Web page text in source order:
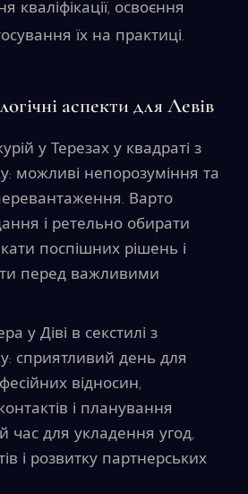
кваліфікації, освоєння
їх на практиці.
аспекти для Левів
у Терезах у квадраті з
можливі непорозуміння та
Варто
і ретельно обирати
поспішних рішень і
перед важливими
у Діві в секстилі з
сприятливий день для
відносин,
і планування
час для укладення угод,
і розвитку партнерських